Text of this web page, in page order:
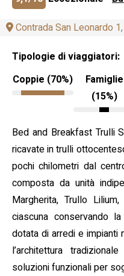
Contrada San Leonardo
Tipologie di viaggiatori:
Coppie (70%)
Famiglie
(15%)
Bed and Breakfast Trulli
ricavate in trulli
pochi chilometri dal
composta da unità
Margherita, Trullo
ciascuna conservando
dotata di arredi e impianti
l’architettura
soluzioni funzionali per